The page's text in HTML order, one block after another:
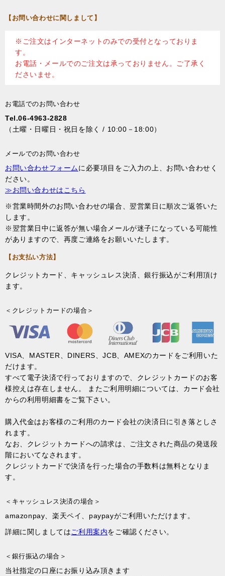
【お問い合わせに関しまして】
※ご注文はインターネットのみでの受付となっておりま
す。
お電話・メールでのご注文は承っておりません。ご了承く
ださいませ。
お電話でのお問い合わせ
Tel.06-4963-2828
（土曜・日曜日・祝日を除く / 10:00－18:00）
メールでのお問い合わせ
お問い合わせフォームに必要項目をご入力の上、お問い合わせく
ださい。
≫お問い合わせはこちら
※営業時間外のお問い合わせの場合、翌営業日に順次ご返答いた
します。
※翌営業日中に返答が無い場合メールが迷子になっている可能性
がありますので、再度ご連絡をお願いいたします。
【お支払い方法】
クレジットカード、キャッシュレス決済、銀行振込がご利用頂け
ます。
＜クレジットカードの場合＞
VISA、MASTER、DINERS、JCB、AMEXのカードをご利用いた
だけます。
すべて電子決済で行っておりますので、クレジットカードのお客
様控えは存在しません。 またご利用明細については、カード会社
からの利用明細書をご覧下さい。
購入代金はお客様のご利用のカード会社の決済日に引き落としさ
れます。
なお、クレジットカードへの請求は、ご注文された商品の発送段
階においてなされます。
クレジットカードで決済を行った場合の手数料は無料となりま
す。
＜キャッシュレス決済の場合＞
amazonpay、楽天ペイ、paypayがご利用いただけます。
詳細に関しましてはご利用案内をご確認ください。
＜銀行振込の場合＞
当社指定の口座にお振り込み頂きます